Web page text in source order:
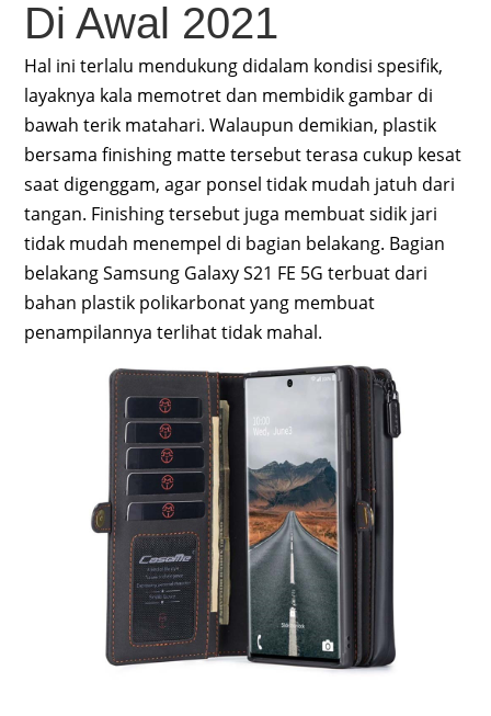
Di Awal 2021
Hal ini terlalu mendukung didalam kondisi spesifik,
layaknya kala memotret dan membidik gambar di
bawah terik matahari. Walaupun demikian, plastik
bersama finishing matte tersebut terasa cukup kesat
saat digenggam, agar ponsel tidak mudah jatuh dari
tangan. Finishing tersebut juga membuat sidik jari
tidak mudah menempel di bagian belakang. Bagian
belakang Samsung Galaxy S21 FE 5G terbuat dari
bahan plastik polikarbonat yang membuat
penampilannya terlihat tidak mahal.